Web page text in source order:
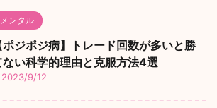
メンタル
ポジポジ病】トレード回数が多いと勝
ない科学的理由と克服方法4選
2023/9/12